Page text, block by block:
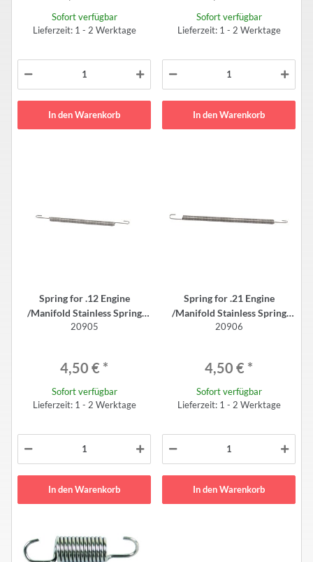
Sofort verfügbar
Lieferzeit: 1 - 2 Werktage
In den Warenkorb
Sofort verfügbar
Lieferzeit: 1 - 2 Werktage
In den Warenkorb
Spring for .12 Engine
/Manifold Stainless Spring
Novarossi Specification (2pcs)
20905
4,50 € *
Sofort verfügbar
Lieferzeit: 1 - 2 Werktage
In den Warenkorb
Spring for .21 Engine
/Manifold Stainless Spring
Novarossi Specification (2pcs)
20906
4,50 € *
Sofort verfügbar
Lieferzeit: 1 - 2 Werktage
In den Warenkorb